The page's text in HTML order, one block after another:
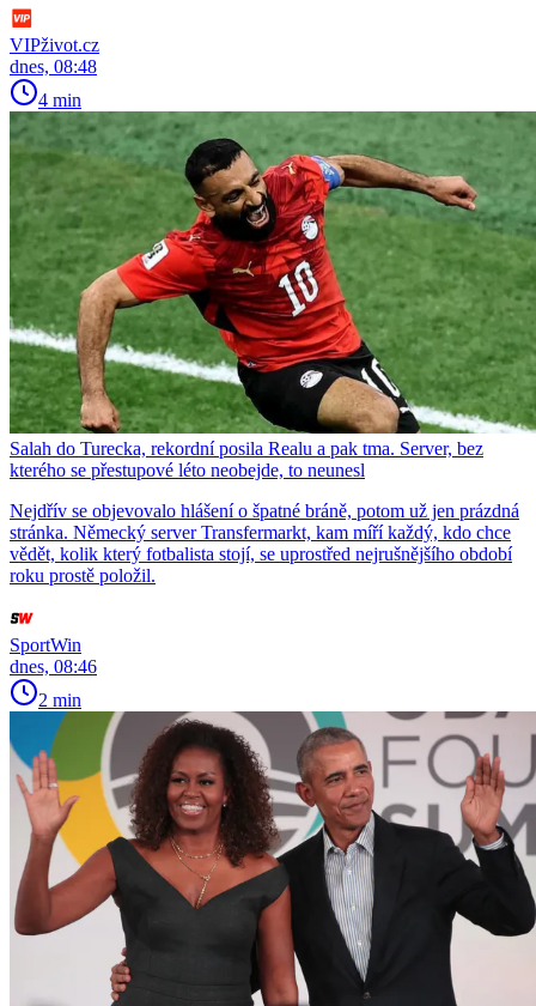
VIPživot.cz
dnes, 08:48
4 min
Salah do Turecka, rekordní posila Realu a pak tma. Server, bez
kterého se přestupové léto neobejde, to neunesl
Nejdřív se objevovalo hlášení o špatné bráně, potom už jen prázdná
stránka. Německý server Transfermarkt, kam míří každý, kdo chce
vědět, kolik který fotbalista stojí, se uprostřed nejrušnějšího období
roku prostě položil.
SportWin
dnes, 08:46
2 min